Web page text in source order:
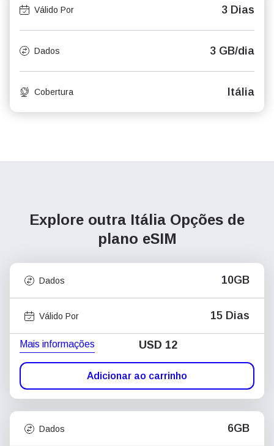
Válido Por 3 Dias
Dados 3 GB/dia
Cobertura Itália
Explore outra Itália Opções de
plano eSIM
Dados 10GB
Válido Por 15 Dias
Mais informações USD 12
Adicionar ao carrinho
Dados 6GB